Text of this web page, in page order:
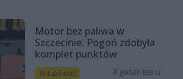
Motor bez paliwa w
Szczecinie. Pogoń zdobyła
komplet punktów
Aktualności 8 godzin temu